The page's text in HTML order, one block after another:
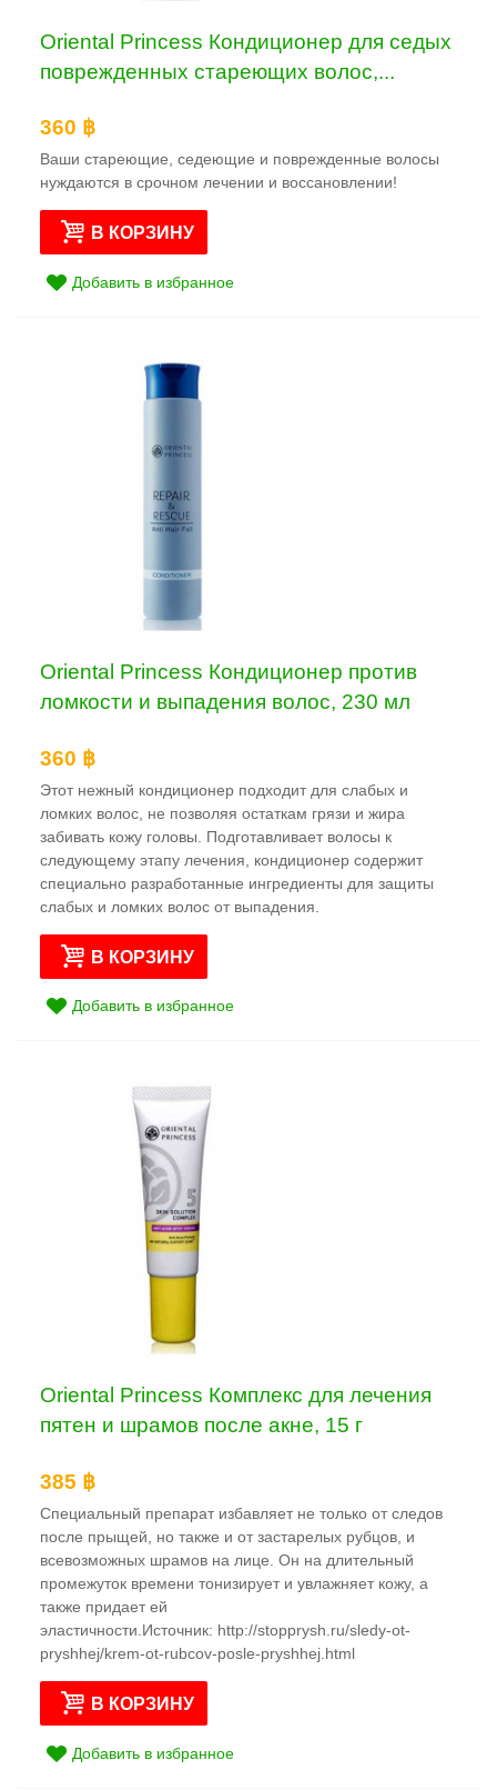
Oriental Princess Кондиционер для седых
поврежденных стареющих волос,...
360 ฿
Ваши стареющие, седеющие и поврежденные волосы
нуждаются в срочном лечении и воссановлении!
В КОРЗИНУ
Добавить в избранное
Oriental Princess Кондиционер против
ломкости и выпадения волос, 230 мл
360 ฿
Этот нежный кондиционер подходит для слабых и
ломких волос, не позволяя остаткам грязи и жира
забивать кожу головы. Подготавливает волосы к
следующему этапу лечения, кондиционер содержит
специально разработанные ингредиенты для защиты
слабых и ломких волос от выпадения.
В КОРЗИНУ
Добавить в избранное
Oriental Princess Комплекс для лечения
пятен и шрамов после акне, 15 г
385 ฿
Специальный препарат избавляет не только от следов
после прыщей, но также и от застарелых рубцов, и
всевозможных шрамов на лице. Он на длительный
промежуток времени тонизирует и увлажняет кожу, а
также придает ей
эластичности.Источник: http://stopprysh.ru/sledy-ot-
pryshhej/krem-ot-rubcov-posle-pryshhej.html
В КОРЗИНУ
Добавить в избранное